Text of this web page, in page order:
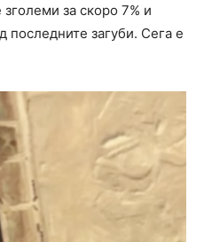
за скоро 7% и
последните загуби. Сега е